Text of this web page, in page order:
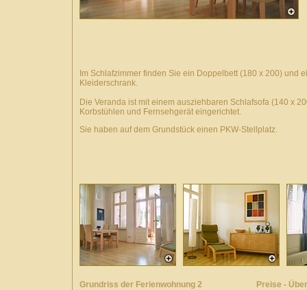
Im Schlafzimmer finden Sie ein Doppelbett (180 x 200) und
Kleiderschrank.
Die Veranda ist mit einem ausziehbaren Schlafsofa (140 x
Korbstühlen und Fernsehgerät eingerichtet.
Sie haben auf dem Grundstück einen PKW-Stellplatz.
Grundriss der Ferienwohnung 2 Preise -